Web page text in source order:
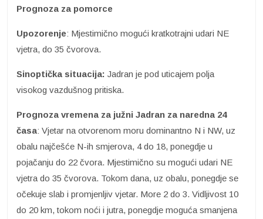
Prognoza za pomorce
Upozorenje: Mjestimično mogući kratkotrajni udari NE
vjetra, do 35 čvorova.
Sinoptička situacija: Jadran je pod uticajem polja
visokog vazdušnog pritiska.
Prognoza vremena za južni Jadran za naredna 24
časa: Vjetar na otvorenom moru dominantno N i NW, uz
obalu najčešće N-ih smjerova, 4 do 18, ponegdje u
pojačanju do 22 čvora. Mjestimično su mogući udari NE
vjetra do 35 čvorova. Tokom dana, uz obalu, ponegdje se
očekuje slab i promjenljiv vjetar. More 2 do 3. Vidljivost 10
do 20 km, tokom noći i jutra, ponegdje moguća smanjena